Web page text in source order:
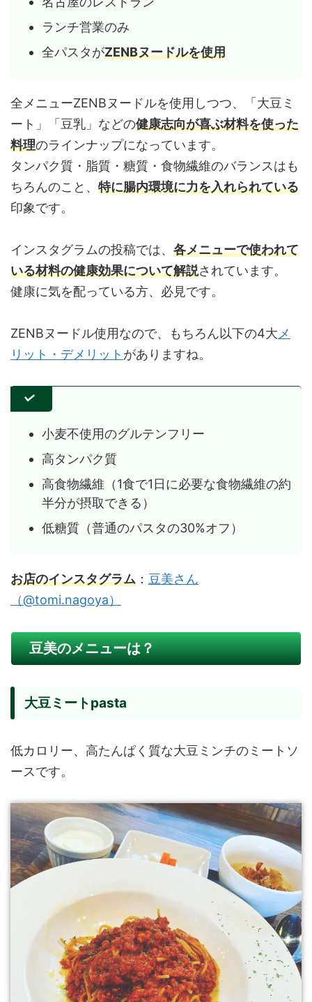
ランチ営業のみ
全パスタがZENBヌードルを使用
全メニューZENBヌードルを使用しつつ、「大豆ミ
ート」「豆乳」などの健康志向が喜ぶ材料を使った
料理のラインナップになっています。
タンパク質・脂質・糖質・食物繊維のバランスはも
ちろんのこと、 特に腸内環境に力を入れられている
印象です。
インスタグラムの投稿では、 各メニューで使われて
いる材料の健康効果について解説されています。
健康に気を配っている方、必見です。
ZENBヌードル使用なので、もちろん以下の4大 メ
リット・デメリット がありますね。
小麦不使用のグルテンフリー
高タンパク質
高食物繊維（1食で1日に必要な食物繊維の約
半分が摂取できる）
低糖質（普通のパスタの30%オフ）
お店のインスタグラム ： 豆美さん
（@tomi.nagoya）
豆美のメニューは？
大豆ミートpasta
低カロリー、高たんぱく質な大豆ミンチのミートソ
ースです。